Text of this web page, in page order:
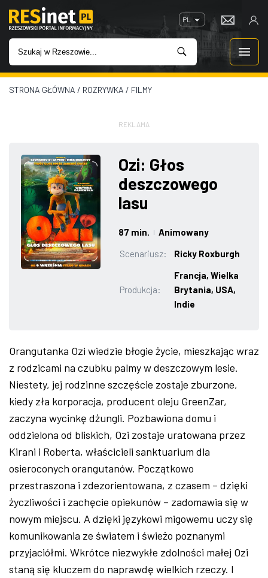
PL
WIADOMOŚCI
IMPREZY
ROZRYWKA
W KINACH
GASTRONOMIA
STRONA GŁÓWNA / ROZRYWKA / FILMY
REKLAMA
Ozi: Głos
deszczowego
lasu
87 min. | Animowany
Scenariusz:
Ricky Roxburgh
Produkcja:
Francja, Wielka
Brytania, USA,
Indie
Orangutanka Ozi wiedzie błogie życie, mieszkając wraz
z rodzicami na czubku palmy w deszczowym lesie.
Niestety, jej rodzinne szczęście zostaje zburzone,
kiedy zła korporacja, producent oleju GreenZar,
zaczyna wycinkę dżungli. Pozbawiona domu i
oddzielona od bliskich, Ozi zostaje uratowana przez
Kirani i Roberta, właścicieli sanktuarium dla
osieroconych orangutanów. Początkowo
przestraszona i zdezorientowana, z czasem – dzięki
życzliwości i zachęcie opiekunów – zadomawia się w
nowym miejscu. A dzięki językowi migowemu uczy się
komunikowania ze światem i świeżo poznanymi
przyjaciółmi. Wkrótce niezwykłe zdolności małej Ozi
staną się kluczem do naprawdę wielkich rzeczy. I